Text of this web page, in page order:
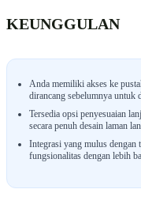
KEUNGGULAN
Anda memiliki akses ke
dirancang sebelumnya untuk
Tersedia opsi penyesuaian
secara penuh desain laman
Integrasi yang mulus dengan
fungsionalitas dengan lebih